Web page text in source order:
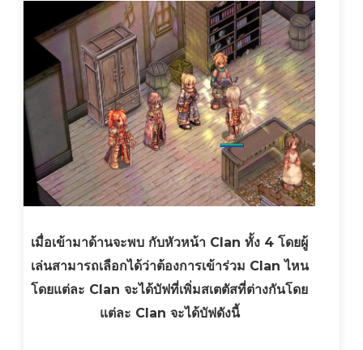
เมื่อเข้ามาด้านจะพบ กับหัวหน้า Clan ทั้ง 4 โดยผู้
เล่นสามารถเลือกได้ว่าต้องการเข้าร่วม Clan ไหน
โดยแต่ละ Clan จะได้บัฟที่เพิ่มสเตตัสที่ต่างกันโดย
แต่ละ Clan จะได้บัฟดังนี้